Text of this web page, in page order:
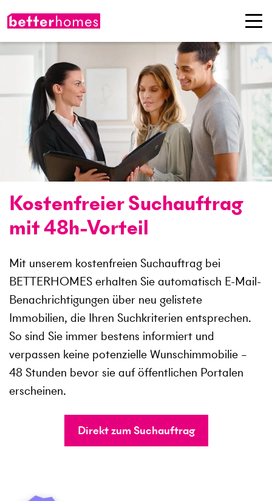
Kostenfreier Suchauftrag
mit 48h-Vorteil
Mit unserem kostenfreien Suchauftrag bei
BETTERHOMES erhalten Sie automatisch E-Mail-
Benachrichtigungen über neu gelistete
Immobilien, die Ihren Suchkriterien entsprechen.
So sind Sie immer bestens informiert und
verpassen keine potenzielle Wunschimmobilie –
48 Stunden bevor sie auf öffentlichen Portalen
erscheinen.
Direkt zum Suchauftrag